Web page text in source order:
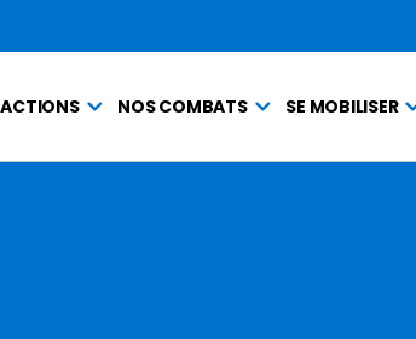
NOS COMBATS SE MOBILISER